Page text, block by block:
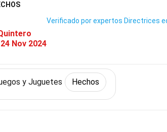
24 Nov 2024
Verificado por expertos Directrices
y Juguetes Hechos